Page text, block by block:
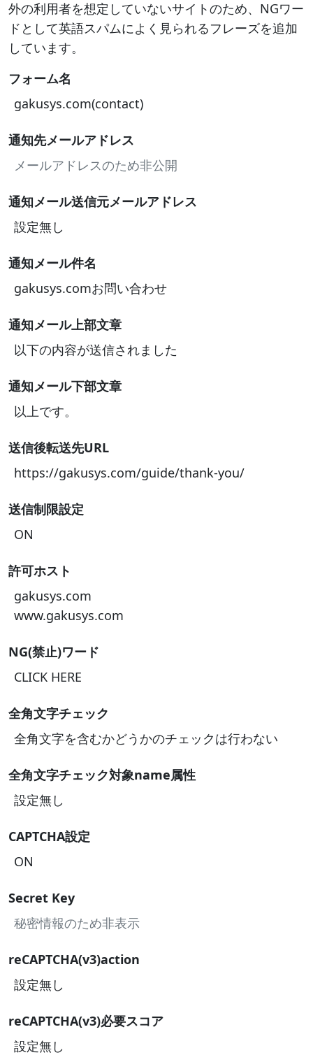
外の利用者を想定していないサイトのため、NGワー
ドとして英語スパムによく見られるフレーズを追加
しています。
フォーム名
gakusys.com(contact)
通知先メールアドレス
メールアドレスのため非公開
通知メール送信元メールアドレス
設定無し
通知メール件名
gakusys.comお問い合わせ
通知メール上部文章
以下の内容が送信されました
通知メール下部文章
以上です。
送信後転送先URL
https://gakusys.com/guide/thank-you/
送信制限設定
ON
許可ホスト
gakusys.com
www.gakusys.com
NG(禁止)ワード
CLICK HERE
全角文字チェック
全角文字を含むかどうかのチェックは行わない
全角文字チェック対象name属性
設定無し
CAPTCHA設定
ON
Secret Key
秘密情報のため非表示
reCAPTCHA(v3)action
設定無し
reCAPTCHA(v3)必要スコア
設定無し